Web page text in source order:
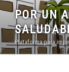
Saltar
contenido
POR UN
Plataforma para